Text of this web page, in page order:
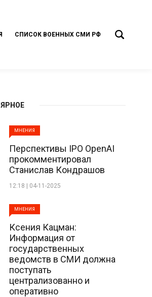
СПИСОК ВОЕННЫХ СМИ РФ
МНЕНИЯ
Перспективы IPO OpenAI
прокомментировал
Станислав Кондрашов
12:18 | 04-11-2025
МНЕНИЯ
Ксения Кацман:
Информация от
государственных
ведомств в СМИ должна
поступать
централизованно и
оперативно